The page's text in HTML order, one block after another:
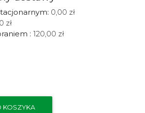
0,00 zł
zł
: 120,00 zł
KOSZYKA